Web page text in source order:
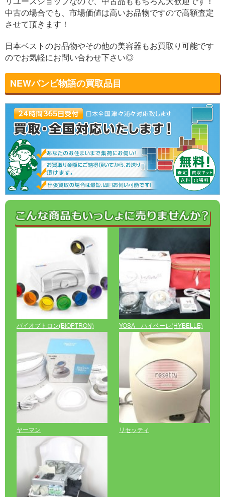
中古の場合でも、市場価値は高いお品物ですので高額査定
させて頂きます！
日本ベストのお品物やその他の美容器もお買取り可能です
のでお気軽にお問い合わせ下さい◎
NEWバンビ物語の買取品目
バイオプトロン(BIOPTRON) YOSA ハイベーレ(HYBELLE)
ヤーマン リセッティ